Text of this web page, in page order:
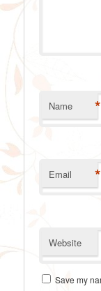
Name *
Email *
Website
Save my